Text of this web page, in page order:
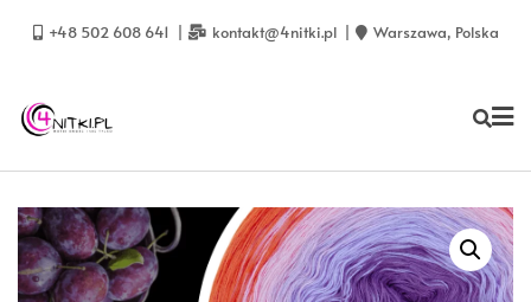
+48 502 608 641 kontakt@4nitki.pl Warszawa, Polska